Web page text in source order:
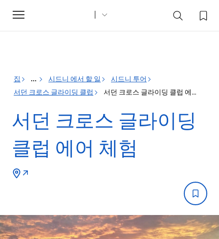
Toggle
navigation
집 ... 시드니 에서 할 일
시드니 투어
서던 크로스 글라이딩 클럽
서던 크로스 글라이딩 클럽 에어 체험
서던 크로스 글라이딩
클럽 에어 체험